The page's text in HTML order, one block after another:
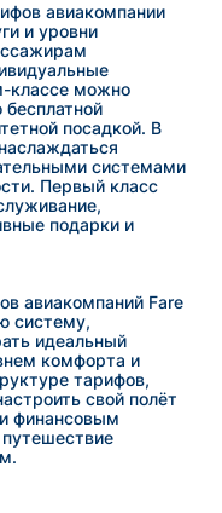
авиакомпании
и уровни
классе можно
посадкой. В
системами
Первый класс
подарки и
авиакомпаний Fare
систему,
идеальный
комфорта и
тарифов,
свой полёт
финансовым